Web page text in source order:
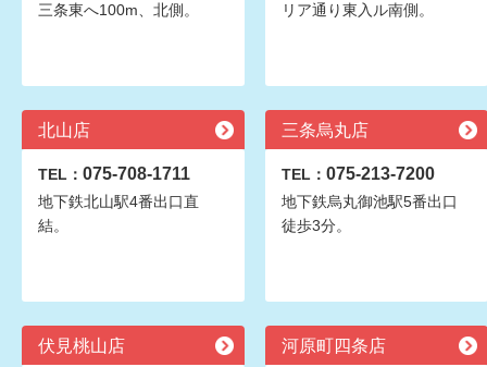
三条東へ100m、北側。
リア通り東入ル南側。
北山店
TEL： 075-708-1711
地下鉄北山駅4番出口直
結。
三条烏丸店
TEL： 075-213-7200
地下鉄烏丸御池駅5番出口
徒歩3分。
伏見桃山店 河原町四条店